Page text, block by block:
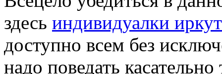
здесь индивидуалки
доступно всем без
надо поведать